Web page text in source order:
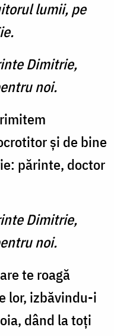
lumii, pe
Dimitrie,
noi.
şi de bine
părinte, doctor
Dimitrie,
noi.
te roagă
lor, izbăvindu-i
dând la toţi